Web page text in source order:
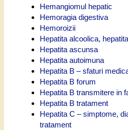
Hemangiomul hepatic
Hemoragia digestiva
Hemoroizii
Hepatita alcoolica,
Hepatita ascunsa
Hepatita autoimuna
Hepatita B – sfaturi
Hepatita B forum
Hepatita B transmitere in
Hepatita B tratament
Hepatita C – simptome,
tratament